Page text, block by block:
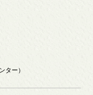
ター）